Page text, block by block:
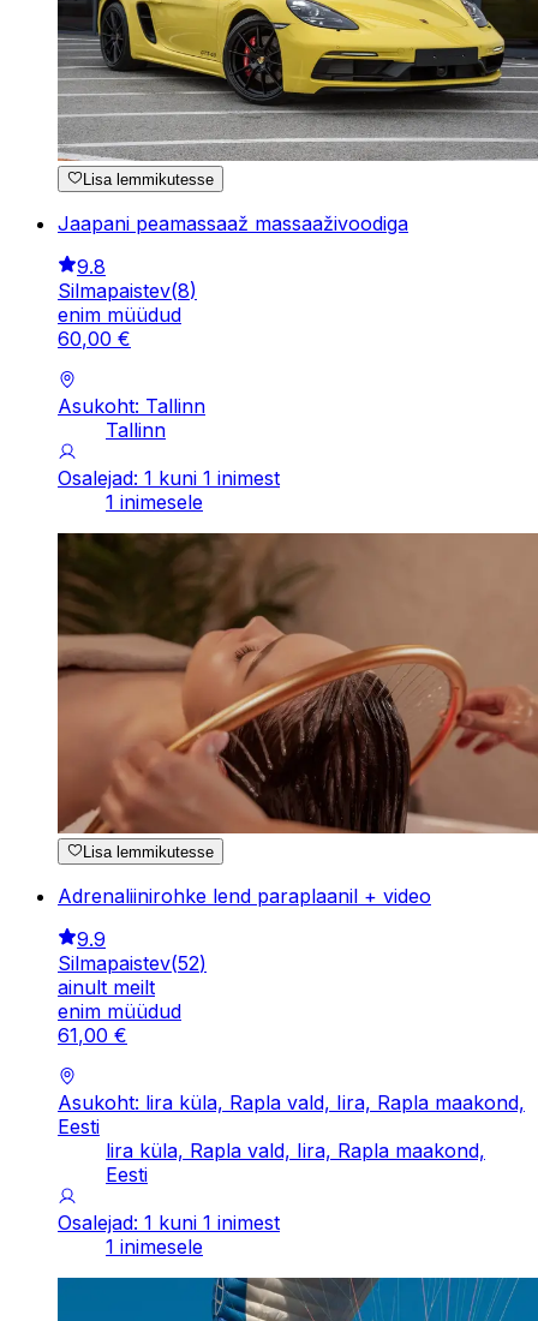
Lisa lemmikutesse
Jaapani peamassaaž massaaživoodiga
9.8
Silmapaistev(8)
enim müüdud
60,00 €
Asukoht: Tallinn
Tallinn
Osalejad: 1 kuni 1 inimest
1 inimesele
Lisa lemmikutesse
Adrenaliinirohke lend paraplaanil + video
9.9
Silmapaistev(52)
ainult meilt
enim müüdud
61,00 €
Asukoht: lira küla, Rapla vald, Iira, Rapla maakond,
Eesti
lira küla, Rapla vald, Iira, Rapla maakond,
Eesti
Osalejad: 1 kuni 1 inimest
1 inimesele